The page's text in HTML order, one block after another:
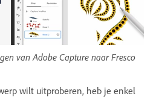
van Adobe Capture naar Fresco
wilt uitproberen, heb je enkel